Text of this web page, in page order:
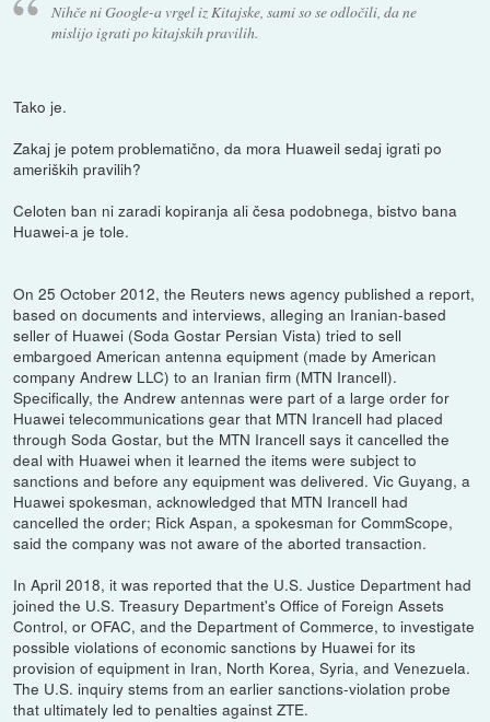
Nihče ni Google-a vrgel iz Kitajske, sami so se odločili, da ne
mislijo igrati po kitajskih pravilih.
Tako je.
Zakaj je potem problematično, da mora Huaweil sedaj igrati po
ameriških pravilih?
Celoten ban ni zaradi kopiranja ali česa podobnega, bistvo bana
Huawei-a je tole.
On 25 October 2012, the Reuters news agency published a report,
based on documents and interviews, alleging an Iranian-based
seller of Huawei (Soda Gostar Persian Vista) tried to sell
embargoed American antenna equipment (made by American
company Andrew LLC) to an Iranian firm (MTN Irancell).
Specifically, the Andrew antennas were part of a large order for
Huawei telecommunications gear that MTN Irancell had placed
through Soda Gostar, but the MTN Irancell says it cancelled the
deal with Huawei when it learned the items were subject to
sanctions and before any equipment was delivered. Vic Guyang, a
Huawei spokesman, acknowledged that MTN Irancell had
cancelled the order; Rick Aspan, a spokesman for CommScope,
said the company was not aware of the aborted transaction.
In April 2018, it was reported that the U.S. Justice Department had
joined the U.S. Treasury Department's Office of Foreign Assets
Control, or OFAC, and the Department of Commerce, to investigate
possible violations of economic sanctions by Huawei for its
provision of equipment in Iran, North Korea, Syria, and Venezuela.
The U.S. inquiry stems from an earlier sanctions-violation probe
that ultimately led to penalties against ZTE.